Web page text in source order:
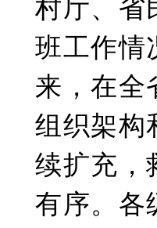
村厅、省
班工作情
来，在全
组织架构
续扩充，
有序。各